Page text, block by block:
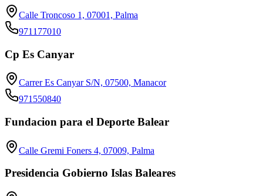
Calle Troncoso 1, 07001, Palma
971177010
Cp Es Canyar
Carrer Es Canyar S/N, 07500, Manacor
971550840
Fundacion para el Deporte Balear
Calle Gremi Foners 4, 07009, Palma
Presidencia Gobierno Islas Baleares